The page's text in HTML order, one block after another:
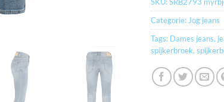
Categorie: Jog jeans
Tags: Dames jeans,
spijkerbroek,